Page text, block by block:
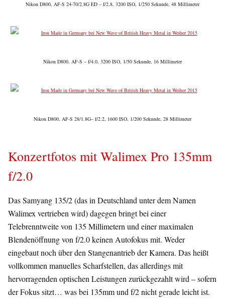
Nikon D800, AF-S 24-70/2.8G ED – f/2.8, 3200 ISO, 1/250 Sekunde, 48 Millimeter
Nikon D800, AF-S – f/4.0, 3200 ISO, 1/50 Sekunde, 16 Millimeter
Nikon D800, AF-S 28/1.8G– f/2.2, 1600 ISO, 1/200 Sekunde, 28 Millimeter
Konzertfotos mit Walimex Pro 135mm
f/2.0
Das Samyang 135/2 (das in Deutschland unter dem Namen
Walimex vertrieben wird) dagegen bringt bei einer
Telebrenntweite von 135 Millimetern und einer maximalen
Blendenöffnung von f/2.0 keinen Autofokus mit. Weder
eingebaut noch über den Stangenantrieb der Kamera. Das heißt
vollkommen manuelles Scharfstellen, das allerdings mit
hervorragenden optischen Leistungen zurückgezahlt wird – sofern
der Fokus sitzt… was bei 135mm und f/2 nicht gerade leicht ist.